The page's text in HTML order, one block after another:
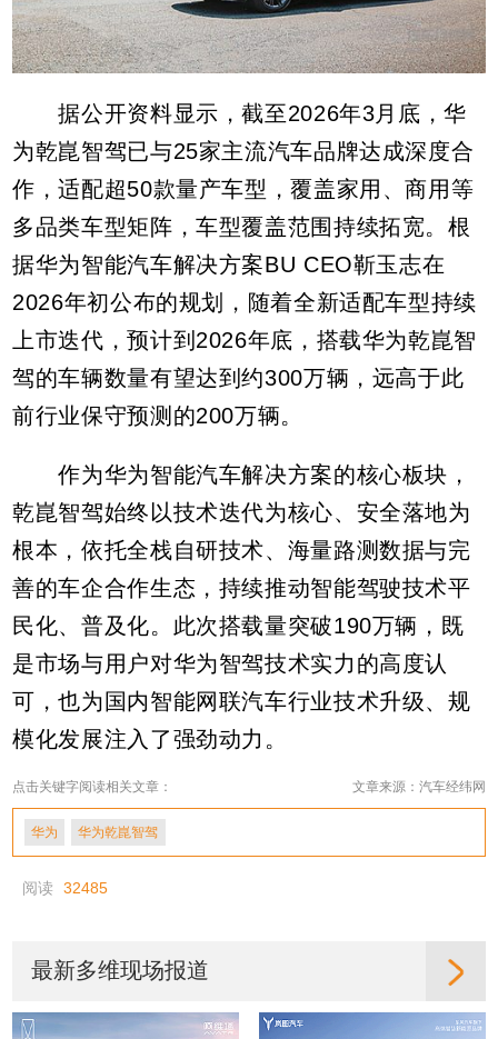
据公开资料显示，截至2026年3月底，华
为乾崑智驾已与25家主流汽车品牌达成深度合
作，适配超50款量产车型，覆盖家用、商用等
多品类车型矩阵，车型覆盖范围持续拓宽。根
据华为智能汽车解决方案BU CEO靳玉志在
2026年初公布的规划，随着全新适配车型持续
上市迭代，预计到2026年底，搭载华为乾崑智
驾的车辆数量有望达到约300万辆，远高于此
前行业保守预测的200万辆。
作为华为智能汽车解决方案的核心板块，
乾崑智驾始终以技术迭代为核心、安全落地为
根本，依托全栈自研技术、海量路测数据与完
善的车企合作生态，持续推动智能驾驶技术平
民化、普及化。此次搭载量突破190万辆，既
是市场与用户对华为智驾技术实力的高度认
可，也为国内智能网联汽车行业技术升级、规
模化发展注入了强劲动力。
点击关键字阅读相关文章： 文章来源：汽车经纬网
华为 华为乾崑智驾
阅读 32485
最新多维现场报道